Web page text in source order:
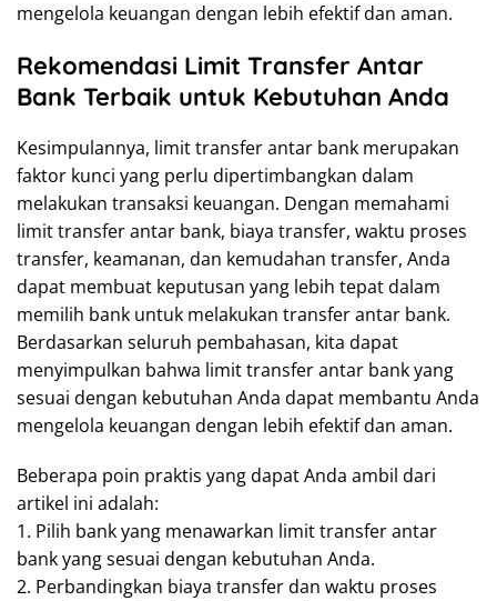
mengelola keuangan dengan lebih efektif dan aman.
Rekomendasi Limit Transfer Antar
Bank Terbaik untuk Kebutuhan Anda
Kesimpulannya, limit transfer antar bank merupakan
faktor kunci yang perlu dipertimbangkan dalam
melakukan transaksi keuangan. Dengan memahami
limit transfer antar bank, biaya transfer, waktu proses
transfer, keamanan, dan kemudahan transfer, Anda
dapat membuat keputusan yang lebih tepat dalam
memilih bank untuk melakukan transfer antar bank.
Berdasarkan seluruh pembahasan, kita dapat
menyimpulkan bahwa limit transfer antar bank yang
sesuai dengan kebutuhan Anda dapat membantu Anda
mengelola keuangan dengan lebih efektif dan aman.
Beberapa poin praktis yang dapat Anda ambil dari
artikel ini adalah:
1. Pilih bank yang menawarkan limit transfer antar
bank yang sesuai dengan kebutuhan Anda.
2. Perbandingkan biaya transfer dan waktu proses